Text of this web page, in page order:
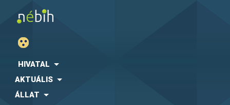
HIVATAL
AKTUÁLIS
ÁLLAT